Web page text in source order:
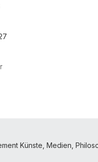
Künste, Medien,